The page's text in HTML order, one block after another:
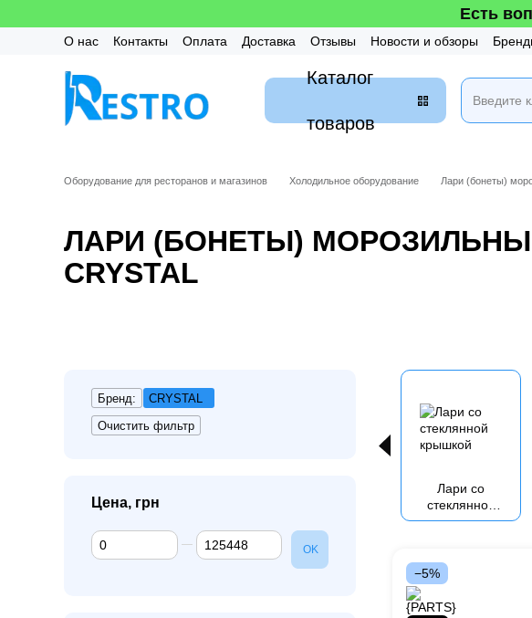
Есть
О нас Контакты Оплата Доставка Отзывы Новости и обзоры
Каталог
товаров
Оборудование для ресторанов и магазинов Холодильное оборудование Лари (бонеты)
ЛАРИ (БОНЕТЫ)
CRYSTAL
Лари со
стеклянной
крышкой
−5%
Бренд:
CRYSTAL
Очистить фильтр
Цена, грн
От Цена, грн
До Цена, грн
OK